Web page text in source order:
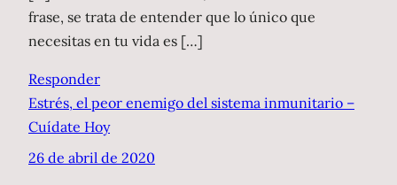
frase, se trata de entender que lo único que
necesitas en tu vida es […]
Responder
Estrés, el peor enemigo del sistema inmunitario –
Cuídate Hoy
26 de abril de 2020